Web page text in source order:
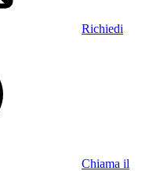
Richiedi
Chiama il